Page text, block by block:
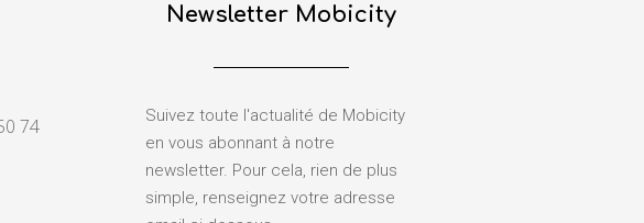
74
Newsletter Mobicity
Suivez toute l'actualité de Mobicity
en vous abonnant à notre
newsletter. Pour cela, rien de plus
simple, renseignez votre adresse